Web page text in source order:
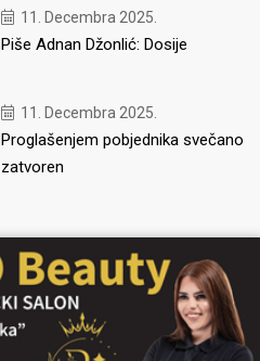
11. Decembra 2025.
Piše Adnan Džonlić: Dosije
11. Decembra 2025.
Proglašenjem pobjednika svečano
zatvoren